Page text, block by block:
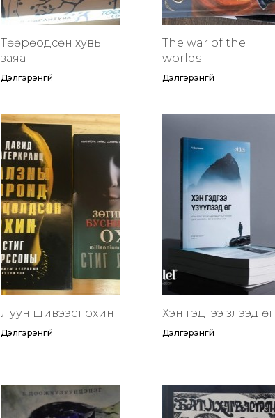
Төөрөодсөн хувь
заяа
Дэлгэрэнгүй
The war of the
worlds
Дэлгэрэнгүй
Луун шивээст охин
Дэлгэрэнгүй
Хэн гэдгээ үзүүлээд өг
Дэлгэрэнгүй